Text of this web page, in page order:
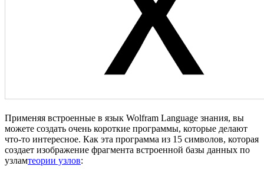
Применяя встроенные в язык Wolfram Language знания, вы
можете создать очень короткие программы, которые делают
что-то интересное. Как эта программа из 15 символов, которая
создает изображение фрагмента встроенной базы данных по
узламтеории узлов: